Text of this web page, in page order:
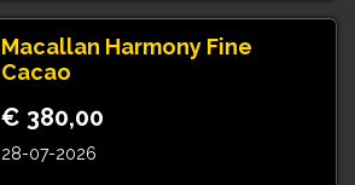
Macallan Harmony Fine
Cacao
€ 380,00
28-07-2026